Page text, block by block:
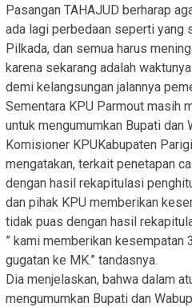
Pasangan TAHAJUD berharap
ada lagi perbedaan seperti yang
Pilkada, dan semua harus
karena sekarang adalah
demi kelangsungan jalannya
Sementara KPU Parmout masih
untuk mengumumkan Bupati dan
Komisioner KPUKabupaten
mengatakan, terkait penetapan
dengan hasil rekapitulasi
dan pihak KPU memberikan
tidak puas dengan hasil
” kami memberikan kesempatan
gugatan ke MK.” tandasnya.
Dia menjelaskan, bahwa dalam
mengumumkan Bupati dan